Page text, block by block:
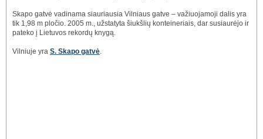
Skapo gatvė vadinama siauriausia Vilniaus gatve – važiuojamoji dalis yra
tik 1,98 m pločio. 2005 m., užstatyta šiukšlių konteineriais, dar susiaurėjo ir
pateko į Lietuvos rekordų knygą.
Vilniuje yra S. Skapo gatvė